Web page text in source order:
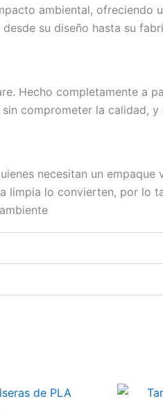
ambiental, ofreciendo
su diseño hasta su
Hecho completamente a
comprometer la calidad, y
necesitan un
limpia lo convierten, por lo